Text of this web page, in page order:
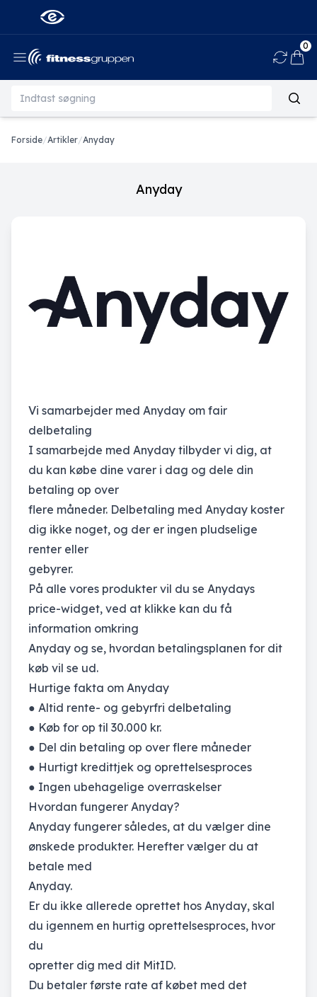
0
Forside/Artikler/Anyday
Anyday
Vi samarbejder med Anyday om fair
delbetaling
I samarbejde med Anyday tilbyder vi dig, at
du kan købe dine varer i dag og dele din
betaling op over
flere måneder. Delbetaling med Anyday koster
dig ikke noget, og der er ingen pludselige
renter eller
gebyrer.
På alle vores produkter vil du se Anydays
price-widget, ved at klikke kan du få
information omkring
Anyday og se, hvordan betalingsplanen for dit
køb vil se ud.
Hurtige fakta om Anyday
● Altid rente- og gebyrfri delbetaling
● Køb for op til 30.000 kr.
● Del din betaling op over flere måneder
● Hurtigt kredittjek og oprettelsesproces
● Ingen ubehagelige overraskelser
Hvordan fungerer Anyday?
Anyday fungerer således, at du vælger dine
ønskede produkter. Herefter vælger du at
betale med
Anyday.
Er du ikke allerede oprettet hos Anyday, skal
du igennem en hurtig oprettelsesproces, hvor
du
opretter dig med dit MitID.
Du betaler første rate af købet med det